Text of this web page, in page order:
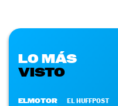
LO MÁS
VISTO
ELMOTOR EL HUFFPOST